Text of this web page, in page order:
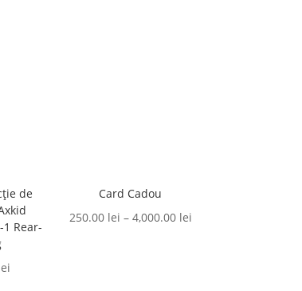
de
Rear-
Card Cadou
250.00 lei – 4,000.00 leiInterval